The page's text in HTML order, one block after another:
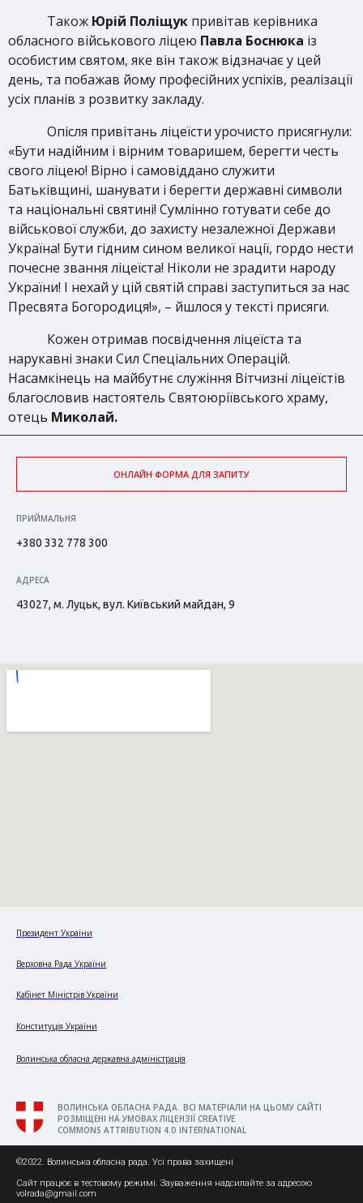
Також Юрій Поліщук привітав керівника
обласного військового ліцею Павла Боснюка із
особистим святом, яке він також відзначає у цей
день, та побажав йому професійних успіхів, реалізації
усіх планів з розвитку закладу.
Опісля привітань ліцеїсти урочисто присягнули:
«Бути надійним і вірним товаришем, берегти честь
свого ліцею! Вірно і самовіддано служити
Батьківщині, шанувати і берегти державні символи
та національні святині! Сумлінно готувати себе до
військової служби, до захисту незалежної Держави
Україна! Бути гідним сином великої нації, гордо нести
почесне звання ліцеїста! Ніколи не зрадити народу
України! І нехай у цій святій справі заступиться за нас
Пресвята Богородиця!», – йшлося у тексті присяги.
Кожен отримав посвідчення ліцеїста та
нарукавні знаки Сил Спеціальних Операцій.
Насамкінець на майбутнє служіння Вітчизні ліцеїстів
благословив настоятель Святоюріївського храму,
отець Миколай.
ОНЛАЙН ФОРМА ДЛЯ ЗАПИТУ
ПРИЙМАЛЬНЯ
+380 332 778 300
АДРЕСА
43027, м. Луцьк, вул. Київський майдан, 9
Президент України
Верховна Рада України
Кабінет Міністрів України
Конституція України
Волинська обласна державна адміністрація
ВОЛИНСЬКА ОБЛАСНА РАДА. ВСІ МАТЕРІАЛИ НА ЦЬОМУ САЙТІ
РОЗМІЩЕНІ НА УМОВАХ ЛІЦЕНЗІЇ CREATIVE
COMMONS ATTRIBUTION 4.0 INTERNATIONAL
©2022. Волинська обласна рада. Усі права захищені
Сайт працює в тестовому режимі. Зауваження надсилайте за адресою
volrada@gmail.com